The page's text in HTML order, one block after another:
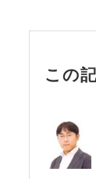
この